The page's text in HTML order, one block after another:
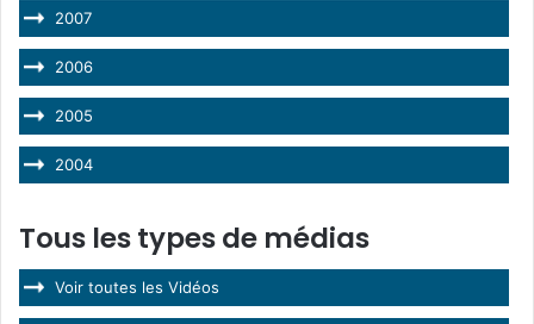
2007
2006
2005
2004
Tous les types de médias
Voir toutes les Vidéos